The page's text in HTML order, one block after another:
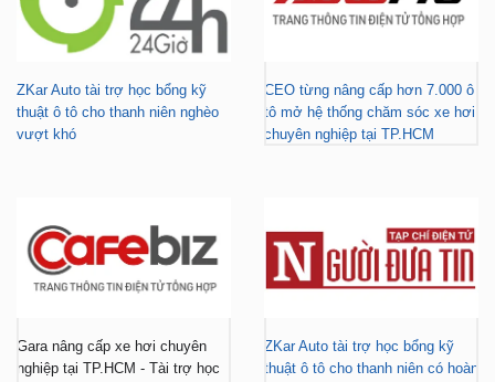
ZKar Auto tài trợ học bổng kỹ
thuật ô tô cho thanh niên nghèo
CEO từng nâng cấp hơn 7.000 ô
Gara nâng cấp xe hơi chuyên
ZKar Auto tài trợ học bổng kỹ